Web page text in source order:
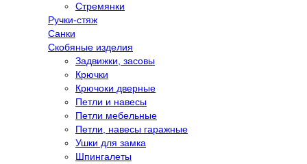
Стремянки
Ручки-стяж
Санки
Скобяные изделия
Задвижки, засовы
Крючки
Крючоки дверные
Петли и навесы
Петли мебельные
Петли, навесы гаражные
Ушки для замка
Шпингалеты